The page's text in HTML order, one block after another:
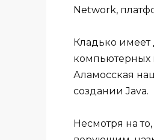
Network,
Кладько имеет
компьютерных
Аламосская
создании Java.
Несмотря на